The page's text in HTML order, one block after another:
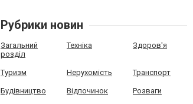
Рубрики новин
Загальний
розділ
Техніка Здоров'я
Туризм Нерухомість Транспорт
Будівництво Відпочинок Розваги